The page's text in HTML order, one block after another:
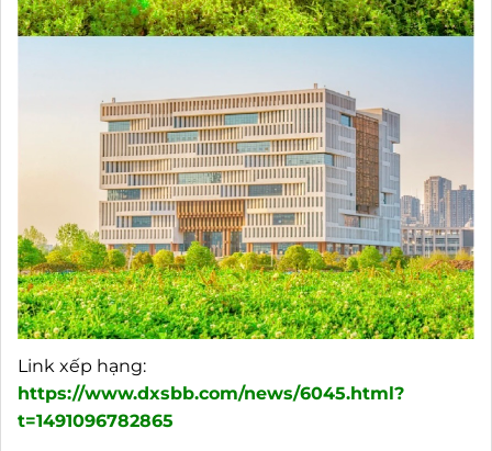
Link xếp hạng:
https://www.dxsbb.com/news/6045.html?
t=1491096782865